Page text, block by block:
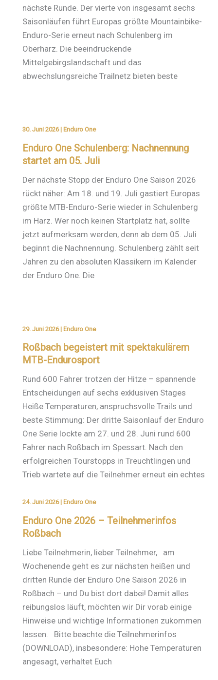
nächste Runde. Der vierte von insgesamt sechs
Saisonläufen führt Europas größte Mountainbike-
Enduro-Serie erneut nach Schulenberg im
Oberharz. Die beeindruckende
Mittelgebirgslandschaft und das
abwechslungsreiche Trailnetz bieten beste
30. Juni 2026 | Enduro One
Enduro One Schulenberg: Nachnennung
startet am 05. Juli
Der nächste Stopp der Enduro One Saison 2026
rückt näher: Am 18. und 19. Juli gastiert Europas
größte MTB-Enduro-Serie wieder in Schulenberg
im Harz. Wer noch keinen Startplatz hat, sollte
jetzt aufmerksam werden, denn ab dem 05. Juli
beginnt die Nachnennung. Schulenberg zählt seit
Jahren zu den absoluten Klassikern im Kalender
der Enduro One. Die
29. Juni 2026| Enduro One
Roßbach begeistert mit spektakulärem
MTB-Endurosport
Rund 600 Fahrer trotzen der Hitze – spannende
Entscheidungen auf sechs exklusiven Stages
Heiße Temperaturen, anspruchsvolle Trails und
beste Stimmung: Der dritte Saisonlauf der Enduro
One Serie lockte am 27. und 28. Juni rund 600
Fahrer nach Roßbach im Spessart. Nach den
erfolgreichen Tourstopps in Treuchtlingen und
Trieb wartete auf die Teilnehmer erneut ein echtes
24. Juni 2026 | Enduro One
Enduro One 2026 – Teilnehmerinfos
Roßbach
Liebe Teilnehmerin, lieber Teilnehmer, am
Wochenende geht es zur nächsten heißen und
dritten Runde der Enduro One Saison 2026 in
Roßbach – und Du bist dort dabei! Damit alles
reibungslos läuft, möchten wir Dir vorab einige
Hinweise und wichtige Informationen zukommen
lassen. Bitte beachte die Teilnehmerinfos
(DOWNLOAD), insbesondere: Hohe Temperaturen
angesagt, verhaltet Euch